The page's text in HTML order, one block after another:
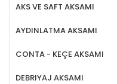
AKS VE SAFT AKSAMI
AYDINLATMA AKSAMI
CONTA - KEÇE AKSAMI
DEBRIYAJ AKSAMI